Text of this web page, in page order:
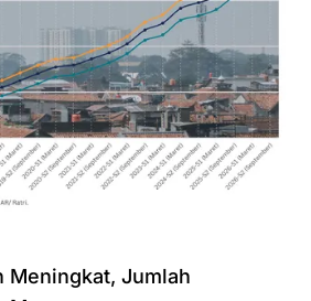
Meningkat, Jumlah